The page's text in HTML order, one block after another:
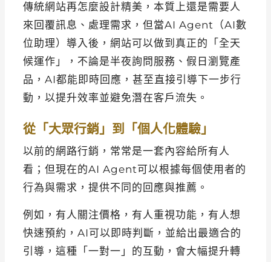
傳統網站再怎麼設計精美，本質上還是需要人
來回覆訊息、處理需求，但當AI Agent（AI數
位助理）導入後，網站可以做到真正的「全天
候運作」，不論是半夜詢問服務、假日瀏覽產
品，AI都能即時回應，甚至直接引導下一步行
動，以提升效率並避免潛在客戶流失。
從「大眾行銷」到「個人化體驗」
以前的網路行銷，常常是一套內容給所有人
看；但現在的AI Agent可以根據每個使用者的
行為與需求，提供不同的回應與推薦。
例如，有人關注價格，有人重視功能，有人想
快速預約，AI可以即時判斷，並給出最適合的
引導，這種「一對一」的互動，會大幅提升轉